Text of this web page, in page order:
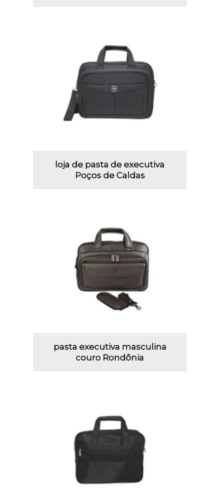
loja de pasta de executiva
Poços de Caldas
pasta executiva masculina
couro Rondônia